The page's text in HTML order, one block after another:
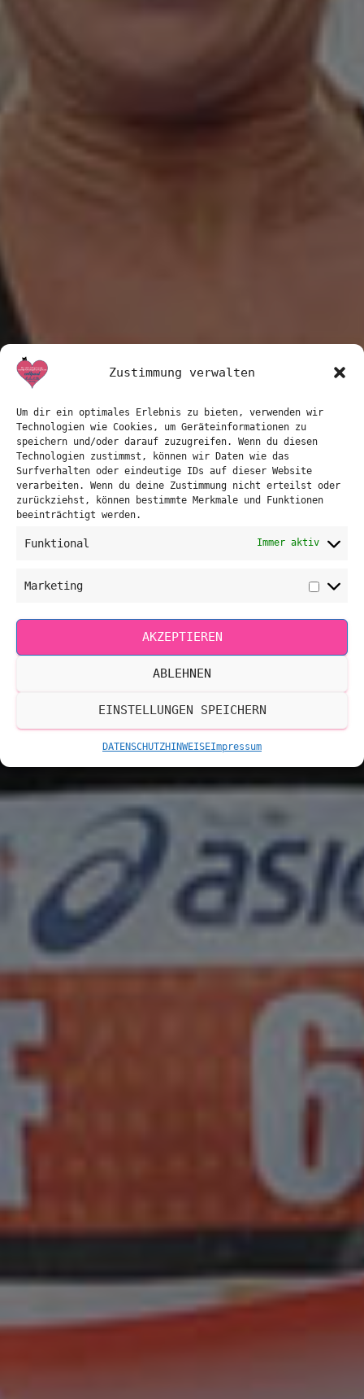
Zustimmung verwalten
Um dir ein optimales Erlebnis zu bieten, verwenden wir
Technologien wie Cookies, um Geräteinformationen zu
speichern und/oder darauf zuzugreifen. Wenn du diesen
Technologien zustimmst, können wir Daten wie das
Surfverhalten oder eindeutige IDs auf dieser Website
verarbeiten. Wenn du deine Zustimmung nicht erteilst oder
zurückziehst, können bestimmte Merkmale und Funktionen
beeinträchtigt werden.
Funktional Immer aktiv
Marketing
AKZEPTIEREN
ABLEHNEN
EINSTELLUNGEN SPEICHERN
DATENSCHUTZHINWEISEImpressum
evApart Eva-
Maria Gradwohl
AKTUELLE TERMINE